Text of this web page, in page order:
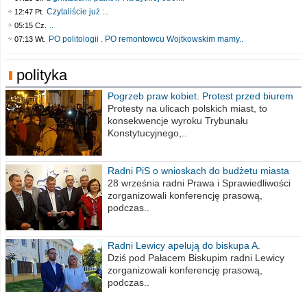
12:47 Pt. Czytaliście już :..
05:15 Cz. ..
07:13 Wt. PO politologii . PO remontowcu Wojtkowskim mamy..
polityka
Pogrzeb praw kobiet. Protest przed biurem
poselskim PiS
Protesty na ulicach polskich miast, to
konsekwencje wyroku Trybunału
Konstytucyjnego,..
Radni PiS o wnioskach do budżetu miasta
na 2021 rok
28 września radni Prawa i Sprawiedliwości
zorganizowali konferencję prasową,
podczas..
Radni Lewicy apelują do biskupa A.
Wiesława Meringa
Dziś pod Pałacem Biskupim radni Lewicy
zorganizowali konferencję prasową,
podczas..